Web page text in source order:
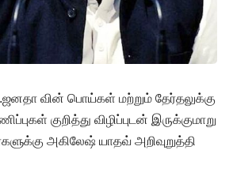
வின் பொய்கள் மற்றும் தேர்தலுக்கு
குறித்து விழிப்புடன் இருக்குமாறு
அகிலேஷ் யாதவ் அறிவுறுத்தி